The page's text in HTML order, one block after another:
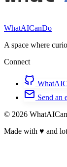
WhatAICanDo
A space where
Connect
Send an
© 2026
Made with ♥ and